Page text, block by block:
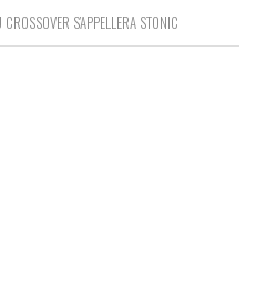
S’APPELLERA STONIC